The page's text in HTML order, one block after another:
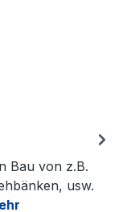
Bau von z.B.
usw.